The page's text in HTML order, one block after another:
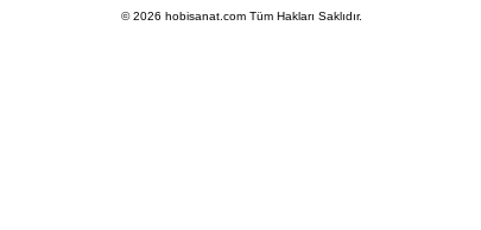
© 2026 hobisanat.com Tüm Hakları Saklıdır.